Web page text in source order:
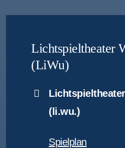
Lichtspieltheater
(LiWu)
(li.wu.)
Spielplan